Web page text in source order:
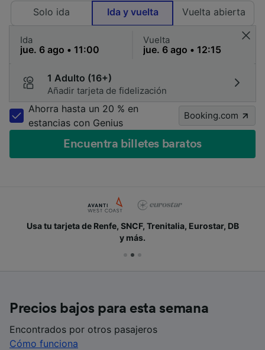
Solo ida
Ida y vuelta Vuelta abierta
Ida Vuelta
1 Adulto (16+)
Añadir tarjeta de fidelización
Ahorra hasta un 20 % en
estancias con Genius
Booking.com
Encuentra billetes baratos
Usa tu tarjeta de Renfe, SNCF, Trenitalia, Eurostar, DB
y más.
Precios bajos para esta semana
Encontrados por otros pasajeros
Cómo funciona